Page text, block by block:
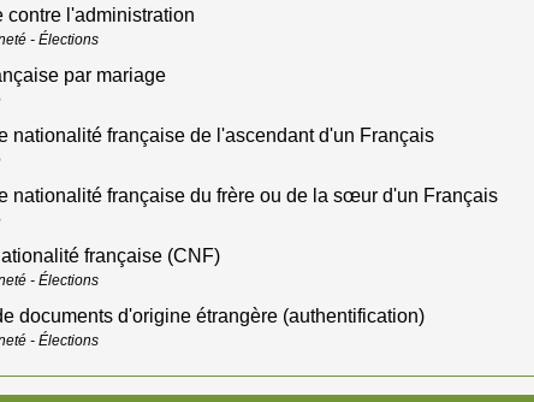
contre l'administration
- Élections
par mariage
nationalité française de l'ascendant d'un Français
nationalité française du frère ou de la sœur d'un Français
française (CNF)
- Élections
documents d'origine étrangère (authentification)
- Élections